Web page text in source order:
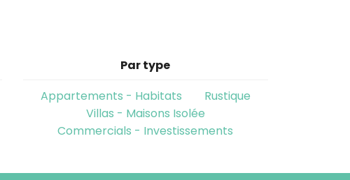
Par type
Appartements - Habitats
Rustique
Villas - Maisons Isolée
Commercials - Investissements